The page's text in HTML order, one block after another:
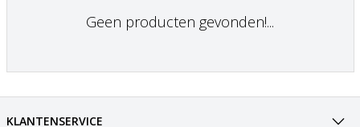
Geen producten gevonden!...
KLANTENSERVICE